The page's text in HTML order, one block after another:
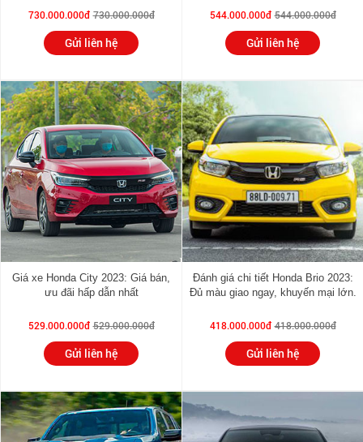
730.000.000đ 730.000.000đ
Gửi liên hệ
544.000.000đ 544.000.000đ
Gửi liên hệ
Giá xe Honda City 2023: Giá bán,
ưu đãi hấp dẫn nhất
529.000.000đ 529.000.000đ
Gửi liên hệ
Đánh giá chi tiết Honda Brio 2023:
Đủ màu giao ngay, khuyến mại lớn.
418.000.000đ 418.000.000đ
Gửi liên hệ